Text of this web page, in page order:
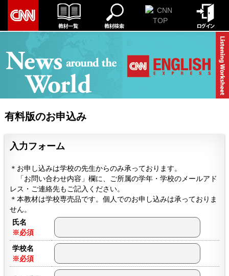
有料版のお申込み
入力フォーム
＊お申し込みは学校の先生からのみ承っております。
「お問い合わせ内容」欄に、 ご所属の学年・学校のメールアド
レス・ご連絡先もご記入ください。
＊本教材は学校専売品です。個人でのお申し込みは承っておりま
せん。
氏名
※必須
学校名
※必須